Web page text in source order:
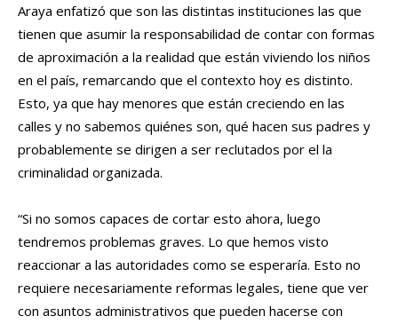
Araya enfatizó que son las distintas instituciones las que
tienen que asumir la responsabilidad de contar con formas
de aproximación a la realidad que están viviendo los niños
en el país, remarcando que el contexto hoy es distinto.
Esto, ya que hay menores que están creciendo en las
calles y no sabemos quiénes son, qué hacen sus padres y
probablemente se dirigen a ser reclutados por el la
criminalidad organizada.
“Si no somos capaces de cortar esto ahora, luego
tendremos problemas graves. Lo que hemos visto
reaccionar a las autoridades como se esperaría. Esto no
requiere necesariamente reformas legales, tiene que ver
con asuntos administrativos que pueden hacerse con